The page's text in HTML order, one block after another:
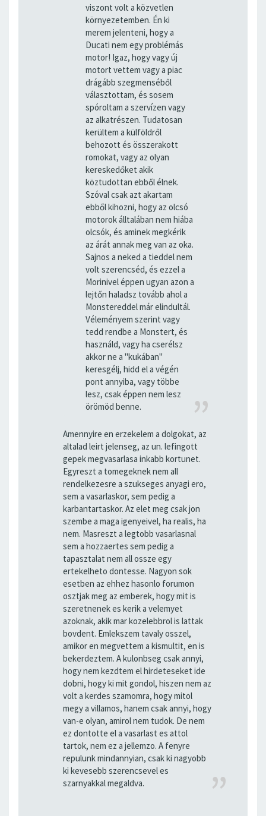
viszont volt a közvetlen
környezetemben. Én ki
merem jelenteni, hogy a
Ducati nem egy problémás
motor! Igaz, hogy vagy új
motort vettem vagy a piac
drágább szegmenséből
választottam, és sosem
spóroltam a szervízen vagy
az alkatrészen. Tudatosan
kerültem a külföldről
behozott és összerakott
romokat, vagy az olyan
kereskedőket akik
köztudottan ebből élnek.
Szóval csak azt akartam
ebből kihozni, hogy az olcsó
motorok álltalában nem hiába
olcsók, és aminek megkérik
az árát annak meg van az oka.
Sajnos a neked a tieddel nem
volt szerencséd, és ezzel a
Morinivel éppen ugyan azon a
lejtőn haladsz tovább ahol a
Monstereddel már elindultál.
Véleményem szerint vagy
tedd rendbe a Monstert, és
használd, vagy ha cserélsz
akkor ne a "kukában"
keresgélj, hidd el a végén
pont annyiba, vagy többe
lesz, csak éppen nem lesz
örömöd benne.
Amennyire en erzekelem a dolgokat, az
altalad leirt jelenseg, az un. lefingott
gepek megvasarlasa inkabb kortunet.
Egyreszt a tomegeknek nem all
rendelkezesre a szukseges anyagi ero,
sem a vasarlaskor, sem pedig a
karbantartaskor. Az elet meg csak jon
szembe a maga igenyeivel, ha realis, ha
nem. Masreszt a legtobb vasarlasnal
sem a hozzaertes sem pedig a
tapasztalat nem all ossze egy
ertekelheto dontesse. Nagyon sok
esetben az ehhez hasonlo forumon
osztjak meg az emberek, hogy mit is
szeretnenek es kerik a velemyet
azoknak, akik mar kozelebbrol is lattak
bovdent. Emlekszem tavaly osszel,
amikor en megvettem a kismultit, en is
bekerdeztem. A kulonbseg csak annyi,
hogy nem kezdtem el hirdeteseket ide
dobni, hogy ki mit gondol, hiszen nem az
volt a kerdes szamomra, hogy mitol
megy a villamos, hanem csak annyi, hogy
van-e olyan, amirol nem tudok. De nem
ez dontotte el a vasarlast es attol
tartok, nem ez a jellemzo. A fenyre
repulunk mindannyian, csak ki nagyobb
ki kevesebb szerencsevel es
szarnyakkal megaldva.